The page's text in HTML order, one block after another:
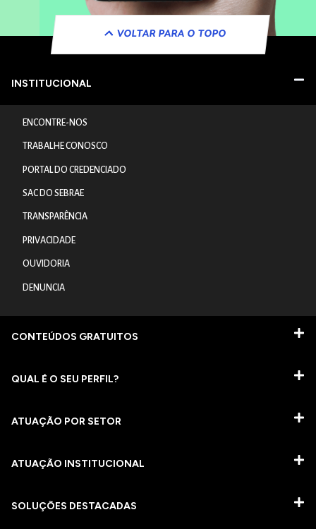
VOLTAR PARA O TOPO
INSTITUCIONAL
ENCONTRE-NOS
TRABALHE CONOSCO
PORTAL DO CREDENCIADO
SAC DO SEBRAE
TRANSPARÊNCIA
PRIVACIDADE
OUVIDORIA
DENUNCIA
CONTEÚDOS GRATUITOS
QUAL É O SEU PERFIL?
ATUAÇÃO POR SETOR
ATUAÇÃO INSTITUCIONAL
SOLUÇÕES DESTACADAS